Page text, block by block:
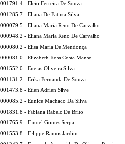
001791.4 - Elcio Ferreira De Souza
001285.7 - Eliana De Fatima Silva
000079.5 - Eliana Maria Reno De Carvalho
000948.2 - Eliana Maria Reno De Carvalho
000080.2 - Elisa Maria De Mendonça
000081.0 - Elizabeth Rosa Costa Manso
001552.0 - Eneias Oliveira Silva
001131.2 - Erika Fernanda De Souza
001473.8 - Etien Adrien Silve
000085.2 - Eunice Machado Da Silva
001831.8 - Fabiana Rabelo De Brito
001765.9 - Fanoel Gomes Serpa
001553.8 - Felippe Ramos Jardim